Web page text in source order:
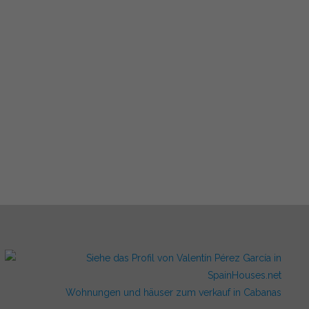
Wohnungen und häuser zum verkauf in Cabanas